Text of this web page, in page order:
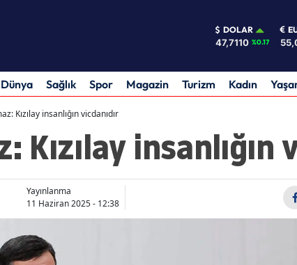
DOLAR
47,7110 %0.17
Dünya Sağlık Spor Magazin Turizm Kadın
Kızılay insanlığın vicdanıdır
Kızılay insanlığın
Yayınlanma
11 Haziran 2025 - 12:38